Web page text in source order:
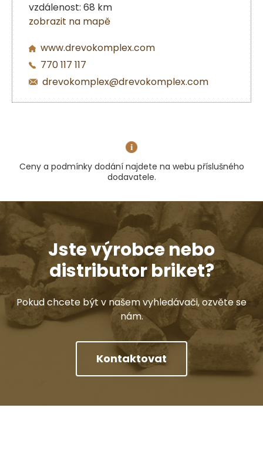
vzdálenost: 68 km
zobrazit na mapě
www.drevokomplex.com
770 117 117
drevokomplex@drevokomplex.com
Ceny a podmínky dodání najdete na webu příslušného
dodavatele.
Jste výrobce nebo
distributor briket?
Pokud chcete být v našem vyhledávači, ozvěte se
nám.
Kontaktovat